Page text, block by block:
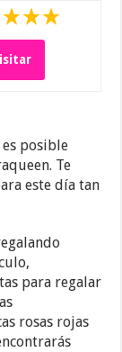
es posible
Te
este día tan
para regalar
rosas rojas